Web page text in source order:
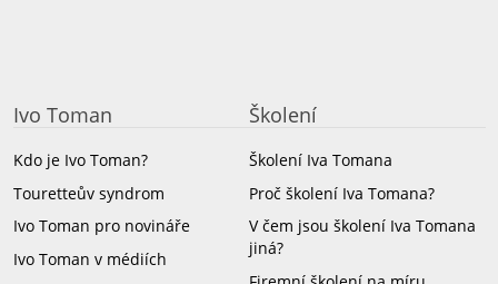
Ivo Toman
Kdo je Ivo Toman?
Touretteův syndrom
Ivo Toman pro novináře
Ivo Toman v médiích
Školení
Školení Iva Tomana
Proč školení Iva Tomana?
V čem jsou školení Iva Tomana
jiná?